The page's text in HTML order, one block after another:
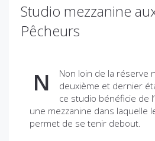
Studio mezzanine
Pêcheurs
N
Non loin de la réserve
deuxième et dernier
ce studio bénéficie de
une mezzanine dans laquelle
permet de se tenir debout.